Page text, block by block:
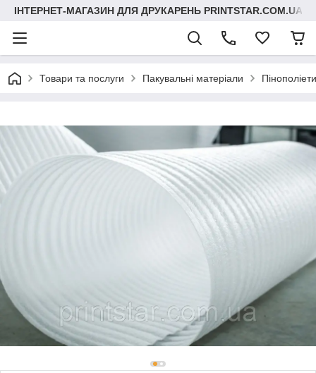
ІНТЕРНЕТ-МАГАЗИН ДЛЯ ДРУКАРЕНЬ PRINTSTAR.COM.UA
Товари та послуги Пакувальні матеріали